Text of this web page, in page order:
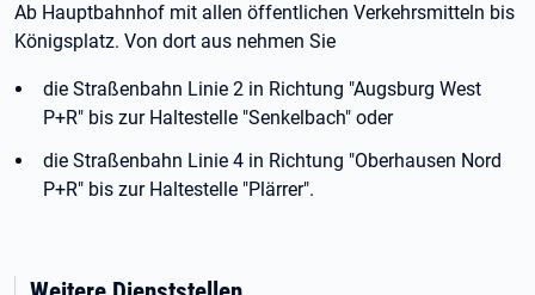
Ab Hauptbahnhof mit allen öffentlichen Verkehrsmitteln bis
Königsplatz. Von dort aus nehmen Sie
die Straßenbahn Linie 2 in Richtung "Augsburg West
P+R" bis zur Haltestelle "Senkelbach" oder
die Straßenbahn Linie 4 in Richtung "Oberhausen Nord
P+R" bis zur Haltestelle "Plärrer".